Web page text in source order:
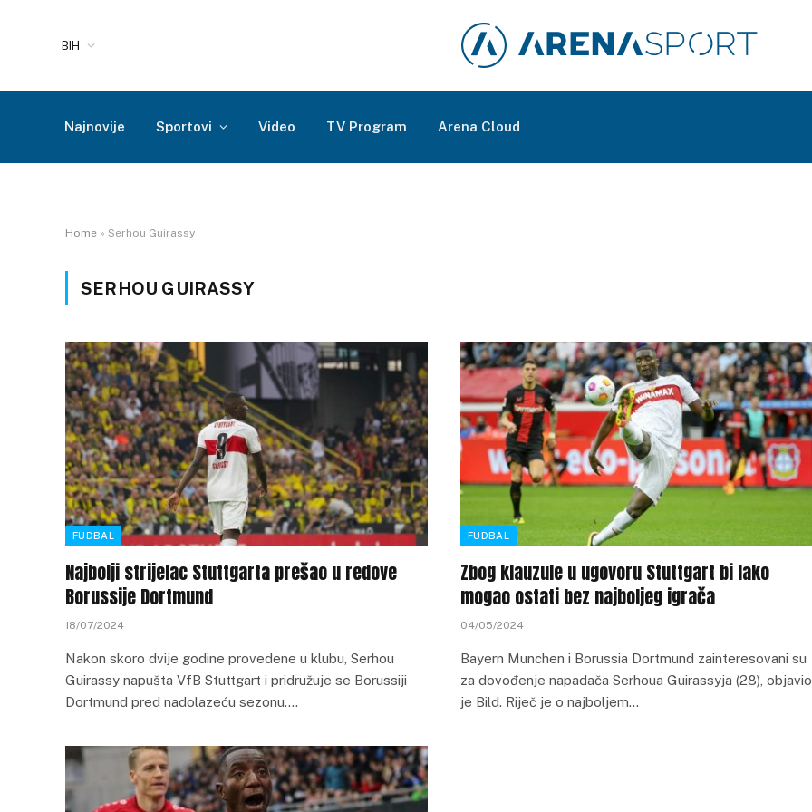
BIH
Najnovije Sportovi Video TV Program Arena Cloud
Home » Serhou Guirassy
SERHOU GUIRASSY
FUDBAL
Najbolji strijelac Stuttgarta prešao u redove
Borussije Dortmund
18/07/2024
Nakon skoro dvije godine provedene u klubu, Serhou
Guirassy napušta VfB Stuttgart i pridružuje se Borussiji
Dortmund pred nadolazeću sezonu.…
FUDBAL
Zbog klauzule u ugovoru Stuttgart bi lako
mogao ostati bez najboljeg igrača
04/05/2024
Bayern Munchen i Borussia Dortmund zainteresovani su
za dovođenje napadača Serhoua Guirassyja (28), objavio
je Bild. Riječ je o najboljem…